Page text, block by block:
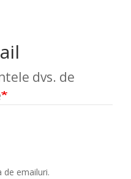
dvs. de
emailuri.